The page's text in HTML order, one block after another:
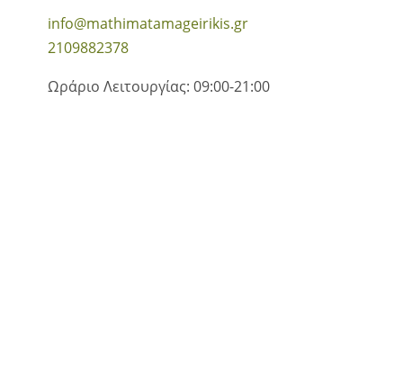
info@mathimatamageirikis.gr
2109882378
Ωράριο Λειτουργίας: 09:00-21:00